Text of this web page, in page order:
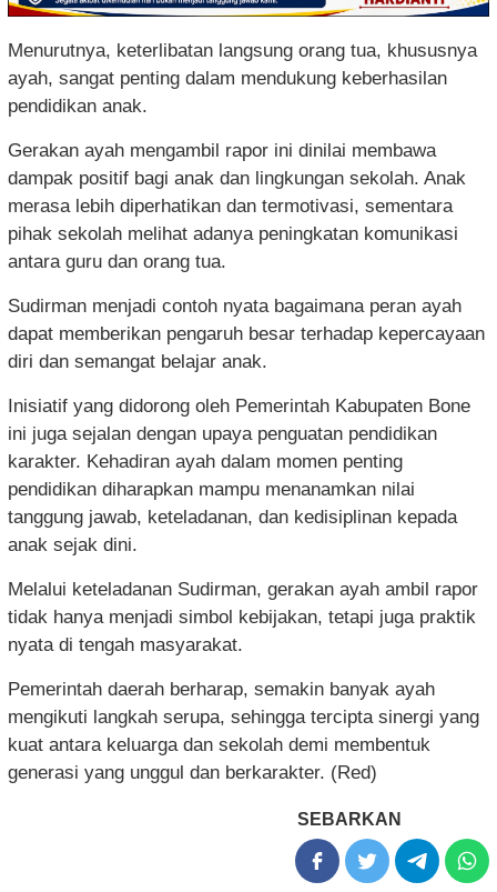
Menurutnya, keterlibatan langsung orang tua, khususnya
ayah, sangat penting dalam mendukung keberhasilan
pendidikan anak.
Gerakan ayah mengambil rapor ini dinilai membawa
dampak positif bagi anak dan lingkungan sekolah. Anak
merasa lebih diperhatikan dan termotivasi, sementara
pihak sekolah melihat adanya peningkatan komunikasi
antara guru dan orang tua.
Sudirman menjadi contoh nyata bagaimana peran ayah
dapat memberikan pengaruh besar terhadap kepercayaan
diri dan semangat belajar anak.
Inisiatif yang didorong oleh Pemerintah Kabupaten Bone
ini juga sejalan dengan upaya penguatan pendidikan
karakter. Kehadiran ayah dalam momen penting
pendidikan diharapkan mampu menanamkan nilai
tanggung jawab, keteladanan, dan kedisiplinan kepada
anak sejak dini.
Melalui keteladanan Sudirman, gerakan ayah ambil rapor
tidak hanya menjadi simbol kebijakan, tetapi juga praktik
nyata di tengah masyarakat.
Pemerintah daerah berharap, semakin banyak ayah
mengikuti langkah serupa, sehingga tercipta sinergi yang
kuat antara keluarga dan sekolah demi membentuk
generasi yang unggul dan berkarakter. (Red)
SEBARKAN